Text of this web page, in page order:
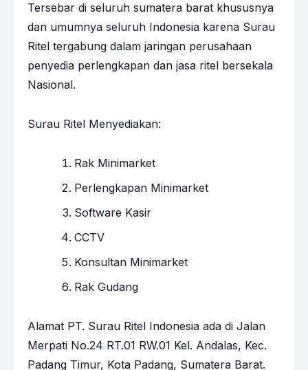
Tersebar di seluruh sumatera barat khususnya
dan umumnya seluruh Indonesia karena Surau
Ritel tergabung dalam jaringan perusahaan
penyedia perlengkapan dan jasa ritel bersekala
Nasional.
Surau Ritel Menyediakan:
Rak Minimarket
Perlengkapan Minimarket
Software Kasir
CCTV
Konsultan Minimarket
Rak Gudang
Alamat PT. Surau Ritel Indonesia ada di Jalan
Merpati No.24 RT.01 RW.01 Kel. Andalas, Kec.
Padang Timur, Kota Padang, Sumatera Barat.